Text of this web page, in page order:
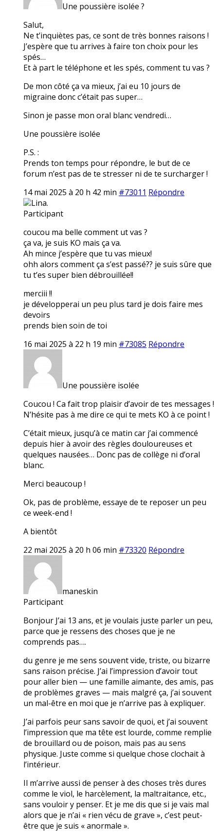
Une poussière isolée ?
Salut,
Ne t’inquiètes pas, ce sont de très bonnes raisons !
J’espère que tu arrives à faire ton choix pour les
spés…
Et à part le téléphone et les spés, comment tu vas ?
De mon côté ça va mieux, j’ai eu 10 jours de
migraine donc c’était pas super…
Sinon je passe mon oral blanc vendredi…
Une poussière isolée
P.S. :
Prends ton temps pour répondre, le but de ce
forum n’est pas de te stresser ni de te surcharger !
14 mai 2025 à 20 h 42 min #73011 Répondre
Lina.
Participant
coucou ma belle comment ut vas ?
ça va, je suis KO mais ça va.
Ah mince j’espère que tu vas mieux!
ohh alors comment ça s’est passé?? je suis sûre que
tu t’es super bien débrouillée!!
merciii !!
je développerai un peu plus tard je dois faire mes
devoirs
prends bien soin de toi
16 mai 2025 à 22 h 19 min #73085 Répondre
Une poussière isolée
Coucou ! Ca fait trop plaisir d’avoir de tes messages !
N’hésite pas à me dire ce qui te mets KO à ce point !
C’était mieux, jusqu’à ce matin car j’ai commencé
depuis hier à avoir des règles douloureuses et
quelques nausées… Donc pas de collège ni d’oral
blanc.
Merci beaucoup !
Ok, pas de problème, essaye de te reposer un peu
ce week-end !
A bientôt
22 mai 2025 à 20 h 06 min #73320 Répondre
maneskin
Participant
Bonjour J’ai 13 ans, et je voulais juste parler un peu,
parce que je ressens des choses que je ne
comprends pas….
du genre je me sens souvent vide, triste, ou bizarre
sans raison précise. J’ai l’impression d’avoir tout
pour aller bien — une famille aimante, des amis, pas
de problèmes graves — mais malgré ça, j’ai souvent
un mal-être en moi que je n’arrive pas à expliquer.
J’ai parfois peur sans savoir de quoi, et j’ai souvent
l’impression que ma tête est lourde, comme remplie
de brouillard ou de poison, mais pas au sens
physique. Juste comme si quelque chose clochait à
l’intérieur.
Il m’arrive aussi de penser à des choses très dures
comme le viol, le harcèlement, la maltraitance, etc.,
sans vouloir y penser. Et je me dis que si je vais mal
alors que je n’ai « rien vécu de grave », c’est peut-
être que je suis « anormale ».